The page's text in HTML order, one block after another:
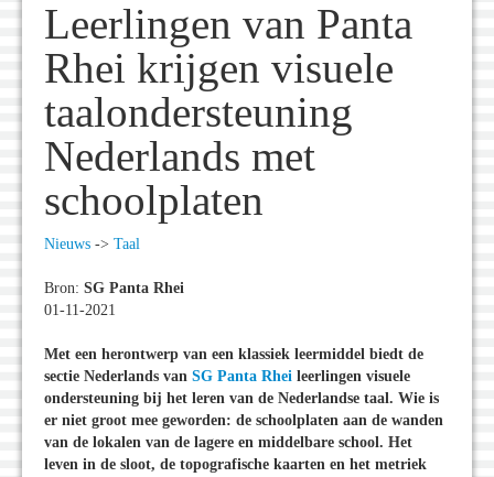
Leerlingen van Panta
Rhei krijgen visuele
taalondersteuning
Nederlands met
schoolplaten
Nieuws -> Taal
Bron: SG Panta Rhei
01-11-2021
Met een herontwerp van een klassiek leermiddel biedt de
sectie Nederlands van SG Panta Rhei leerlingen visuele
ondersteuning bij het leren van de Nederlandse taal. Wie is
er niet groot mee geworden: de schoolplaten aan de wanden
van de lokalen van de lagere en middelbare school. Het
leven in de sloot, de topografische kaarten en het metriek